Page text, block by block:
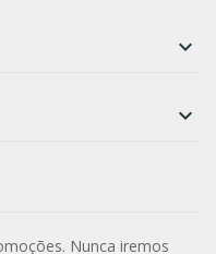


Nunca iremos